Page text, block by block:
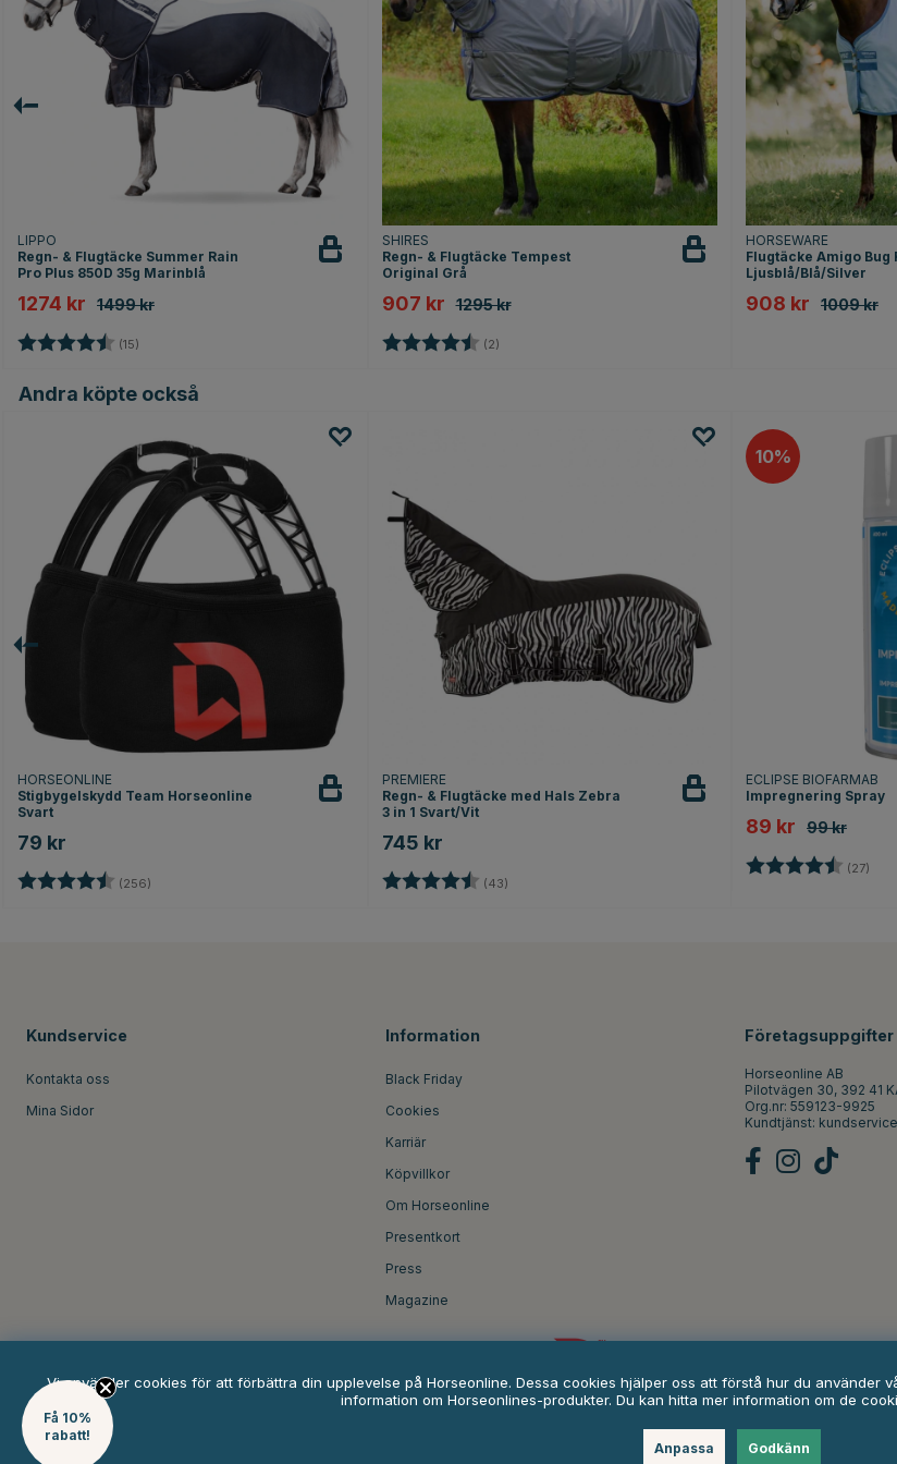
LIPPO
Regn- & Flugtäcke Summer Rain
Pro Plus 850D 35g Marinblå
1274 kr 1499 kr
Betyg: (15)
SHIRES
Regn- & Flugtäcke Tempest
Original Grå
907 kr 1295 kr
Betyg: (2)
HORSEWARE
Flugtäcke Amigo Bug
Ljusblå/Blå/Silver
908 kr 1009 kr
Andra köpte också
HORSEONLINE
Stigbygelskydd Team Horseonline
Svart
79 kr
Betyg: (256)
PREMIERE
Regn- & Flugtäcke med Hals Zebra
3 in 1 Svart/Vit
745 kr
Betyg: (43)
10
ECLIPSE BIOFARMAB
Impregnering Spray
89 kr 99 kr
Betyg: (27)
Kundservice
Kontakta oss
Mina Sidor
Information
Black Friday
Cookies
Karriär
Köpvillkor
Om Horseonline
Presentkort
Press
Magazine
Företagsuppgifter
Horseonline AB
Pilotvägen 30, 392 41
Org.nr: 559123-9925
Kundtjänst:
Vi använder cookies för att förbättra din upplevelse på Horseonline. Dessa cookies hjälper oss att förstå hur du
information om Horseonlines-produkter. Du kan hitta mer information om de
Anpassa Godkänn
Få 10%
rabatt!